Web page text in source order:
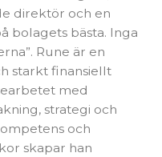
direktör och en
bolagets bästa. Inga
Rune är en
starkt finansiellt
med
strategi och
och
skapar han